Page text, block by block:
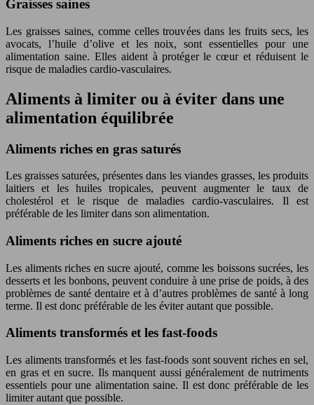
Graisses saines
Les graisses saines, comme celles trouvées dans les fruits secs, les
avocats, l’huile d’olive et les noix, sont essentielles pour une
alimentation saine. Elles aident à protéger le cœur et réduisent le
risque de maladies cardio-vasculaires.
Aliments à limiter ou à éviter dans une
alimentation équilibrée
Aliments riches en gras saturés
Les graisses saturées, présentes dans les viandes grasses, les produits
laitiers et les huiles tropicales, peuvent augmenter le taux de
cholestérol et le risque de maladies cardio-vasculaires. Il est
préférable de les limiter dans son alimentation.
Aliments riches en sucre ajouté
Les aliments riches en sucre ajouté, comme les boissons sucrées, les
desserts et les bonbons, peuvent conduire à une prise de poids, à des
problèmes de santé dentaire et à d’autres problèmes de santé à long
terme. Il est donc préférable de les éviter autant que possible.
Aliments transformés et les fast-foods
Les aliments transformés et les fast-foods sont souvent riches en sel,
en gras et en sucre. Ils manquent aussi généralement de nutriments
essentiels pour une alimentation saine. Il est donc préférable de les
limiter autant que possible.